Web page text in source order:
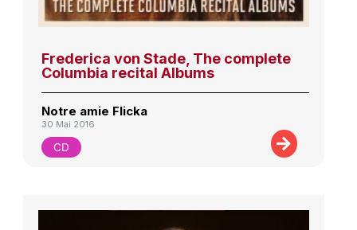
Frederica von Stade, The complete
Columbia recital Albums
Notre amie Flicka
30 Mai 2016
CD